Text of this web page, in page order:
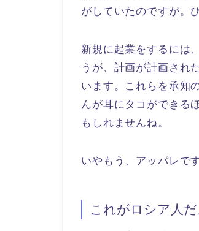
がしていたのですが。
新規に起業をするには
うが、計画が計画され
います。これらを承知
んが耳にタコができる
もしれませんね。
いやもう、アッパレです
これがロシア人